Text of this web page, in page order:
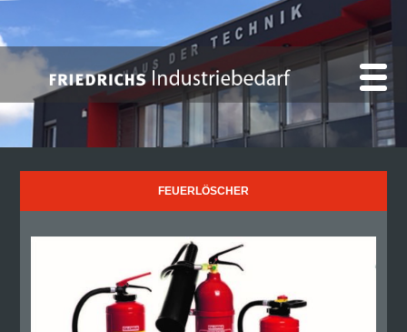
FEUERLÖSCHER